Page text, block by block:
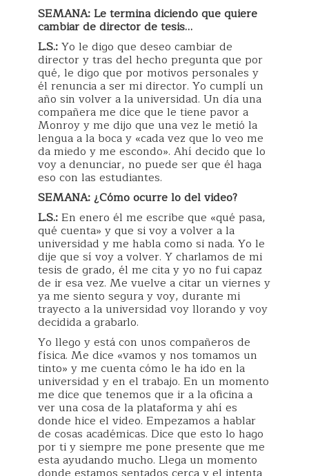
SEMANA: Le termina diciendo que quiere
cambiar de director de tesis…
L.S.:Yo le digo que deseo cambiar de
director y tras del hecho pregunta que por
qué, le digo que por motivos personales y
él renuncia a ser mi director. Yo cumplí un
año sin volver a la universidad. Un día una
compañera me dice que le tiene pavor a
Monroy y me dijo que una vez le metió la
lengua a la boca y «cada vez que lo veo me
da miedo y me escondo». Ahí decido que lo
voy a denunciar, no puede ser que él haga
eso con las estudiantes.
SEMANA: ¿Cómo ocurre lo del video?
L.S.:En enero él me escribe que «qué pasa,
qué cuenta» y que si voy a volver a la
universidad y me habla como si nada. Yo le
dije que sí voy a volver. Y charlamos de mi
tesis de grado, él me cita y yo no fui capaz
de ir esa vez. Me vuelve a citar un viernes y
ya me siento segura y voy, durante mi
trayecto a la universidad voy llorando y voy
decidida a grabarlo.
Yo llego y está con unos compañeros de
física. Me dice «vamos y nos tomamos un
tinto» y me cuenta cómo le ha ido en la
universidad y en el trabajo. En un momento
me dice que tenemos que ir a la oficina a
ver una cosa de la plataforma y ahí es
donde hice el video. Empezamos a hablar
de cosas académicas. Dice que esto lo hago
por ti y siempre me pone presente que me
esta ayudando mucho. Llega un momento